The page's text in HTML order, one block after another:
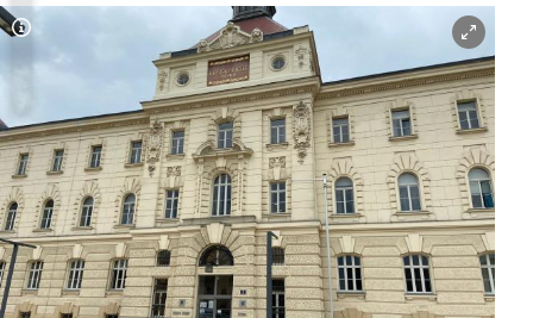
Copyright-Hinweis öffnen/schließen